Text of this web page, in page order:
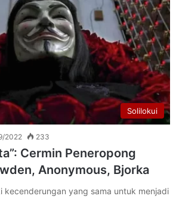
Solilokui
2022 233
Cermin Peneropong
Anonymous, Bjorka
kecenderungan yang sama untuk menjadi